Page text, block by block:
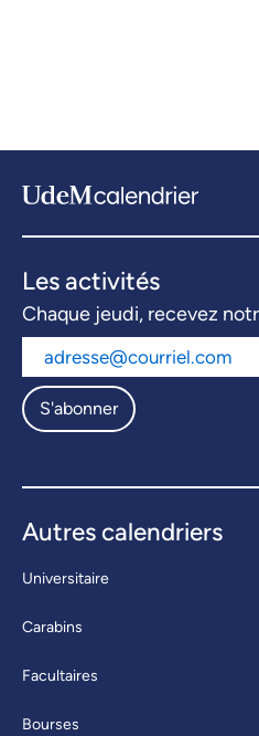
Les activités
Chaque jeudi, recevez
S'abonner
Autres calendriers
Universitaire
Carabins
Facultaires
Bourses